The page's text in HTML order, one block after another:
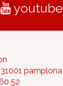
youtube
pamplona
52